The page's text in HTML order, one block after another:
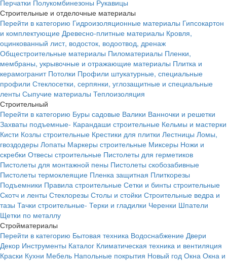
Перчатки Полукомбинезоны Рукавицы
Строительные и отделочные материалы
Перейти в категорию Гидроизоляционные материалы Гипсокартон
и комплектующие Древесно-плитные материалы Кровля,
оцинкованный лист, водосток, водоотвод, дренаж
Общестроительные материалы Пиломатериалы Пленки,
мембраны, укрывочные и отражающие материалы Плитка и
керамогранит Потолки Профили штукатурные, специальные
профили Стеклосетки, серпянки, углозащитные и специальные
ленты Сыпучие материалы Теплоизоляция
Строительный
Перейти в категорию Буры садовые Валики Ванночки и решетки
Захваты подъемные- Карандаши строительные Кельмы и мастерки
Кисти Козлы строительные Крестики для плитки Лестницы Ломы,
гвоздодеры Лопаты Маркеры строительные Миксеры Ножи и
скребки Отвесы строительные Пистолеты для герметиков
Пистолеты для монтажной пены Пистолеты скобозабивные
Пистолеты термоклеящие Пленка защитная Плиткорезы
Подъемники Правила строительные Сетки и бинты строительные
Скотч и ленты Стеклорезы Столы и стойки Строительные ведра и
тазы Тачки строительные- Терки и гладилки Черенки Шпатели
Щетки по металлу
Стройматериалы
Перейти в категорию Бытовая техника Водоснабжение Двери
Декор Инструменты Каталог Климатическая техника и вентиляция
Краски Кухни Мебель Напольные покрытия Новый год Окна Окна и